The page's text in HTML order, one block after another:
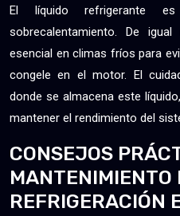
El líquido refrigerante
sobrecalentamiento. De
esencial en climas fríos para
congele en el motor. El
donde se almacena este
mantener el rendimiento del
CONSEJOS
MANTENIMIENTO
REFRIGERACIÓN